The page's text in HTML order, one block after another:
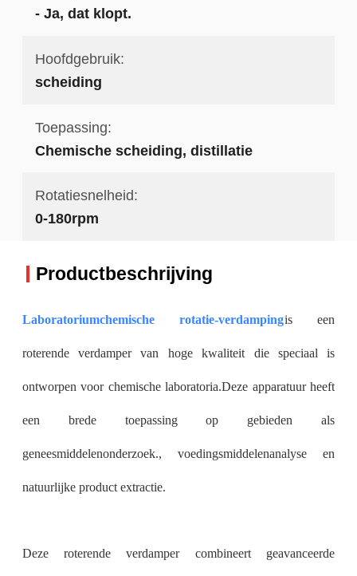
- Ja, dat klopt.
Hoofdgebruik:
scheiding
Toepassing:
Chemische scheiding, distillatie
Rotatiesnelheid:
0-180rpm
Productbeschrijving
Laboratoriumchemische rotatie-verdampingis een
roterende verdamper van hoge kwaliteit die speciaal is
ontworpen voor chemische laboratoria.Deze apparatuur heeft
een brede toepassing op gebieden als
geneesmiddelenonderzoek., voedingsmiddelenanalyse en
natuurlijke product extractie.
Deze roterende verdamper combineert geavanceerde